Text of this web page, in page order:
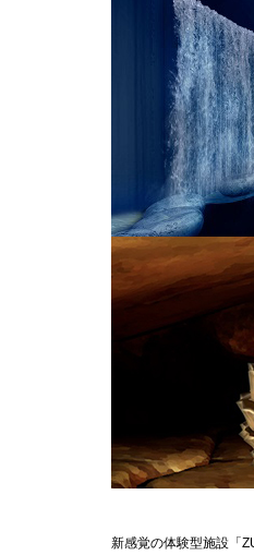
新感覚の体験型施設「